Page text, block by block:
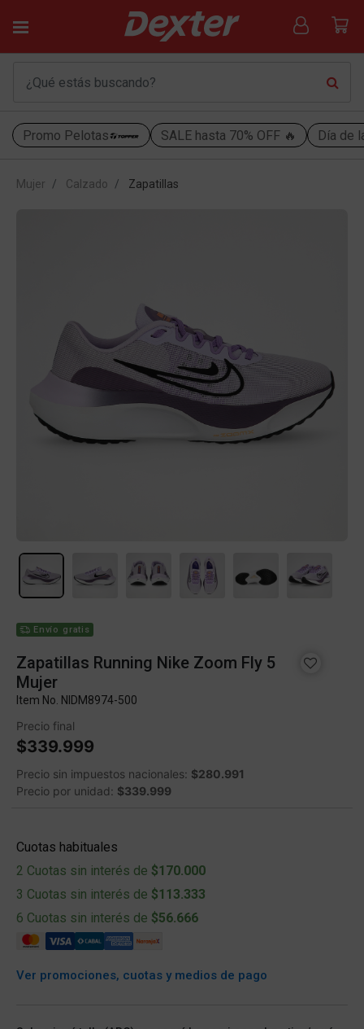
Promo Pelotas SALE hasta 70% OFF 🔥 Día de
Mujer Calzado Zapatillas
Envío gratis
Zapatillas Running Nike Zoom Fly 5
Mujer
Item No. NIDM8974-500
Precio final
$339.999
Precio sin impuestos nacionales: $280.991
Precio por unidad: $339.999
Cuotas habituales
2 Cuotas sin interés de $170.000
3 Cuotas sin interés de $113.333
6 Cuotas sin interés de $56.666
Ver promociones, cuotas y medios de pago